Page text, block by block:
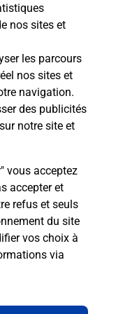
nos sites et
les parcours
nos sites et
navigation.
des publicités
notre site et
vous acceptez
accepter et
refus et seuls
du site
vos choix à
via
posées
acheté
lettres
faire un
sans se